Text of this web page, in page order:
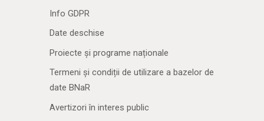
Info GDPR
Date deschise
Proiecte și programe naționale
Termeni și condiții de utilizare a bazelor de
date BNaR
Avertizori în interes public